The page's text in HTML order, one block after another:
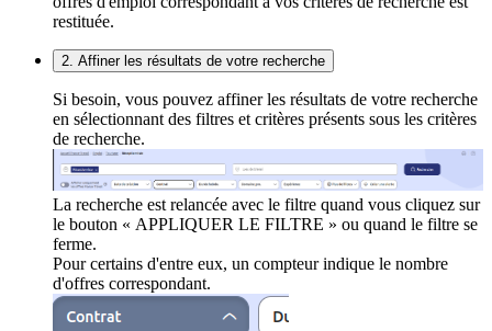
restituée.
2. Affiner les résultats de votre recherche
Si besoin, vous pouvez affiner les résultats de votre recherche
en sélectionnant des filtres et critères présents sous les critères
de recherche.
La recherche est relancée avec le filtre quand vous cliquez sur
le bouton « APPLIQUER LE FILTRE » ou quand le filtre se
ferme.
Pour certains d'entre eux, un compteur indique le nombre
d'offres correspondant.